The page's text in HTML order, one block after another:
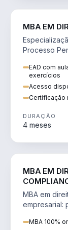
MBA EM
Processo
EAD com
exercícios
Acesso
Certificação
DURAÇÃO
4 meses
MBA EM
MBA em
empresarial:
MBA 100%